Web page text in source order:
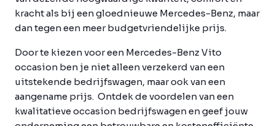
kracht als bij een gloednieuwe Mercedes-Benz, maar
dan tegen een meer budgetvriendelijke prijs.
Door te kiezen voor een Mercedes-Benz Vito
occasion ben je niet alleen verzekerd van een
uitstekende bedrijfswagen, maar ook van een
aangename prijs. Ontdek de voordelen van een
kwalitatieve occasion bedrijfswagen en geef jouw